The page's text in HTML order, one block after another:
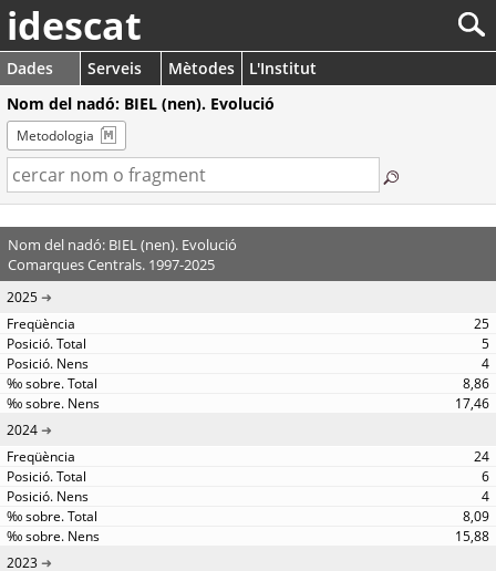
idescat
Dades Serveis Mètodes
L'Institut
Nom del nadó: BIEL (nen). Evolució
Metodologia
Nom del nadó: BIEL (nen). Evolució
Comarques Centrals. 1997-2025
2025
25
5
4
8,86
17,46
2024
24
6
4
8,09
15,88
2023